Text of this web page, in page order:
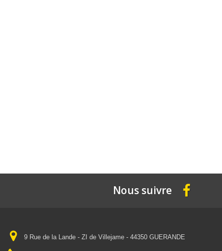
Nous suivre
9 Rue de la Lande - ZI de Villejame - 44350 GUERANDE